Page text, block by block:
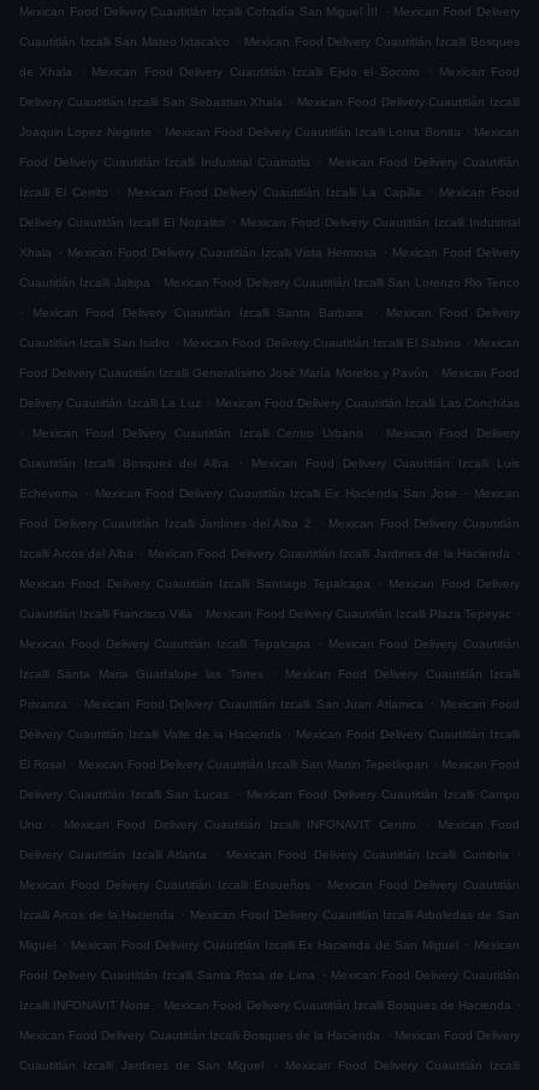
Mexican Food Delivery Cuautitlán Izcalli Cofradía San Miguel ÌII . Mexican Food Delivery
Cuautitlán Izcalli San Mateo Ixtacalco . Mexican Food Delivery Cuautitlán Izcalli Bosques
de Xhala . Mexican Food Delivery Cuautitlán Izcalli Ejido el Socoro . Mexican Food
Delivery Cuautitlán Izcalli San Sebastian Xhala . Mexican Food Delivery Cuautitlán Izcalli
Joaquin Lopez Negrete . Mexican Food Delivery Cuautitlán Izcalli Loma Bonita . Mexican
Food Delivery Cuautitlán Izcalli Industrial Cuamatla . Mexican Food Delivery Cuautitlán
Izcalli El Cerrito . Mexican Food Delivery Cuautitlán Izcalli La Capilla . Mexican Food
Delivery Cuautitlán Izcalli El Nopalito . Mexican Food Delivery Cuautitlán Izcalli Industrial
Xhala . Mexican Food Delivery Cuautitlán Izcalli Vista Hermosa . Mexican Food Delivery
Cuautitlán Izcalli Jaltipa . Mexican Food Delivery Cuautitlán Izcalli San Lorenzo Rio Tenco
.
Mexican Food Delivery Cuautitlán Izcalli Santa Barbara . Mexican Food Delivery
Cuautitlán Izcalli San Isidro . Mexican Food Delivery Cuautitlán Izcalli El Sabino . Mexican
Food Delivery Cuautitlán Izcalli Generalísimo José María Morelos y Pavón . Mexican Food
Delivery Cuautitlán Izcalli La Luz . Mexican Food Delivery Cuautitlán Izcalli Las Conchitas
.
Mexican Food Delivery Cuautitlán Izcalli Centro Urbano . Mexican Food Delivery
Cuautitlán Izcalli Bosques del Alba . Mexican Food Delivery Cuautitlán Izcalli Luis
Echeverria . Mexican Food Delivery Cuautitlán Izcalli Ex Hacienda San Jose . Mexican
Food Delivery Cuautitlán Izcalli Jardines del Alba 2 . Mexican Food Delivery Cuautitlán
Izcalli Arcos del Alba . Mexican Food Delivery Cuautitlán Izcalli Jardines de la Hacienda .
Mexican Food Delivery Cuautitlán Izcalli Santiago Tepalcapa . Mexican Food Delivery
Cuautitlán Izcalli Francisco Villa . Mexican Food Delivery Cuautitlán Izcalli Plaza Tepeyac .
Mexican Food Delivery Cuautitlán Izcalli Tepalcapa . Mexican Food Delivery Cuautitlán
Izcalli Santa Maria Guadalupe las Torres . Mexican Food Delivery Cuautitlán Izcalli
Privanza . Mexican Food Delivery Cuautitlán Izcalli San Juan Atlamica . Mexican Food
Delivery Cuautitlán Izcalli Valle de la Hacienda . Mexican Food Delivery Cuautitlán Izcalli
El Rosal . Mexican Food Delivery Cuautitlán Izcalli San Martin Tepetlixpan . Mexican Food
Delivery Cuautitlán Izcalli San Lucas . Mexican Food Delivery Cuautitlán Izcalli Campo
Uno . Mexican Food Delivery Cuautitlán Izcalli INFONAVIT Centro . Mexican Food
Delivery Cuautitlán Izcalli Atlanta . Mexican Food Delivery Cuautitlán Izcalli Cumbria .
Mexican Food Delivery Cuautitlán Izcalli Ensueños . Mexican Food Delivery Cuautitlán
Izcalli Arcos de la Hacienda . Mexican Food Delivery Cuautitlán Izcalli Arboledas de San
Miguel . Mexican Food Delivery Cuautitlán Izcalli Ex Hacienda de San Miguel . Mexican
Food Delivery Cuautitlán Izcalli Santa Rosa de Lima . Mexican Food Delivery Cuautitlán
Izcalli INFONAVIT Norte . Mexican Food Delivery Cuautitlán Izcalli Bosques de Hacienda .
Mexican Food Delivery Cuautitlán Izcalli Bosques de la Hacienda . Mexican Food Delivery
Cuautitlán Izcalli Jardines de San Miguel . Mexican Food Delivery Cuautitlán Izcalli